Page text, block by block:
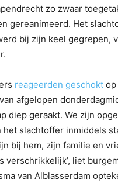
zo zwaar
gereanimeerd. Het
bij zijn keel gegrepen,
reageerden geschokt
afgelopen
diep geraakt. We zijn
het slachtoffer inmiddels
bij hem, zijn familie en
verschrikkelijk’, liet
van Alblasserdam